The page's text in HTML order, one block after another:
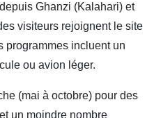
Ghanzi (Kalahari) et
visiteurs rejoignent le site
programmes incluent un
ou avion léger.
(mai à octobre) pour des
un moindre nombre